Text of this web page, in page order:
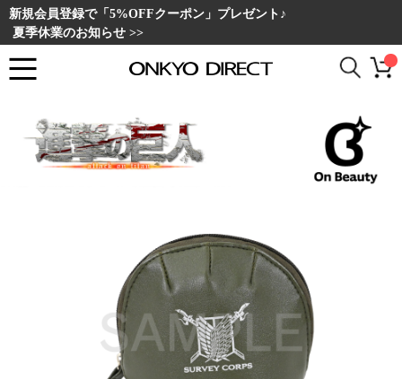
新規会員登録で「5%OFFクーポン」プレゼント♪
夏季休業のお知らせ >>